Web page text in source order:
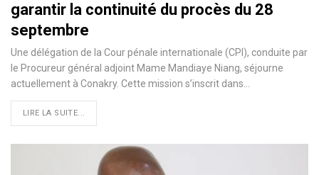
garantir la continuité du procès du 28
septembre
Une délégation de la Cour pénale internationale (CPI), conduite par
le Procureur général adjoint Mame Mandiaye Niang, séjourne
actuellement à Conakry. Cette mission s’inscrit dans…
LIRE LA SUITE...